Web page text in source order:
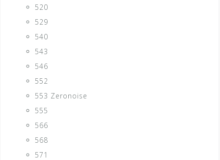
520
529
540
543
546
552
553 Zeronoise
555
566
568
571